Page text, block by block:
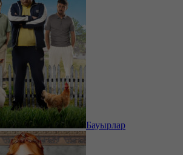
Бауырлар